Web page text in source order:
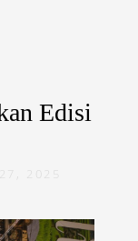
Edisi
2025